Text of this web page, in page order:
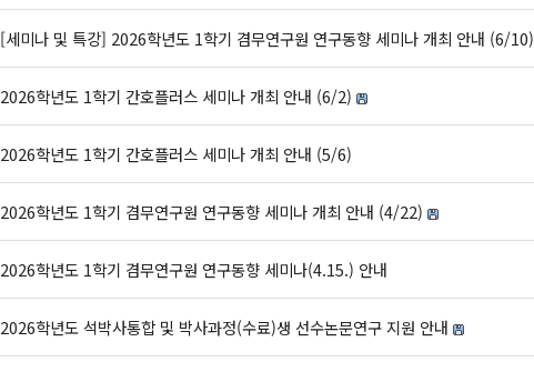
[세미나 및 특강] 2026학년도 1학기 겸무연구원 연구동향 세미나 개최 안내 (6/10)
2026학년도 1학기 간호플러스 세미나 개최 안내 (6/2)
2026학년도 1학기 간호플러스 세미나 개최 안내 (5/6)
2026학년도 1학기 겸무연구원 연구동향 세미나 개최 안내 (4/22)
2026학년도 1학기 겸무연구원 연구동향 세미나(4.15.) 안내
2026학년도 석박사통합 및 박사과정(수료)생 선수논문연구 지원 안내